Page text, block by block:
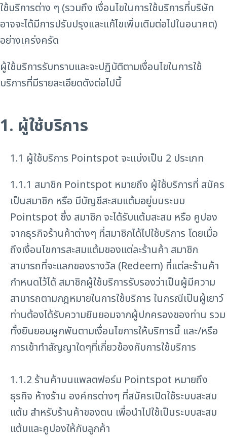
ใช้บริการต่าง ๆ (รวมถึง เงื่อนไขในการใช้บริการที่บริษัท
อาจจะได้มีการปรับปรุงและแก้ไขเพิ่มเติมต่อไปในอนาคต)
อย่างเคร่งครัด
ผู้ใช้บริการรับทราบและจะปฏิบัติตามเงื่อนไขในการใช้
บริการที่มีรายละเอียดดังต่อไปนี้
1. ผู้ใช้บริการ
1.1 ผู้ใช้บริการ Pointspot จะแบ่งเป็น 2 ประเภท
1.1.1 สมาชิก Pointspot หมายถึง ผู้ใช้บริการที่ สมัคร
เป็นสมาชิก หรือ มีบัญชีสะสมแต้มอยู่บนระบบ
Pointspot ซึ่ง สมาชิก จะได้รับแต้มสะสม หรือ คูปอง
จากธุรกิจร้านค้าต่างๆ ที่สมาชิกได้ไปใช้บริการ โดยเมื่อ
ถึงเงื่อนไขการสะสมแต้มของแต่ละร้านค้า สมาชิก
สามารถที่จะแลกของรางวัล (Redeem) ที่แต่ละร้านค้า
กำหนดไว้ได้ สมาชิกผู้ใช้บริการรับรองว่าเป็นผู้มีความ
สามารถตามกฎหมายในการใช้บริการ ในกรณีเป็นผู้เยาว์
ท่านต้องได้รับความยินยอมจากผู้ปกครองของท่าน รวม
ทั้งยินยอมผูกพันตามเงื่อนไขการให้บริการนี้ และ/หรือ
การเข้าทำสัญญาใดๆที่เกี่ยวข้องกับการใช้บริการ
1.1.2 ร้านค้าบนแพลตฟอร์ม Pointspot หมายถึง
ธุรกิจ ห้างร้าน องค์กรต่างๆ ที่สมัครเปิดใช้ระบบสะสม
แต้ม สำหรับร้านค้าของตน เพื่อนำไปใช้เป็นระบบสะสม
แต้มและคูปองให้กับลูกค้า